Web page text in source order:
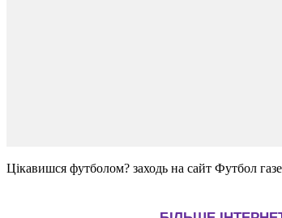
Цікавишся футболом? заходь на сайт Футбол